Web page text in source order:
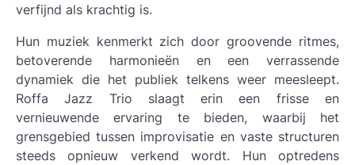
verfijnd als krachtig is.
Hun muziek kenmerkt zich door groovende ritmes,
betoverende harmonieën en een verrassende
dynamiek die het publiek telkens weer meesleept.
Roffa Jazz Trio slaagt erin een frisse en
vernieuwende ervaring te bieden, waarbij het
grensgebied tussen improvisatie en vaste structuren
steeds opnieuw verkend wordt. Hun optredens